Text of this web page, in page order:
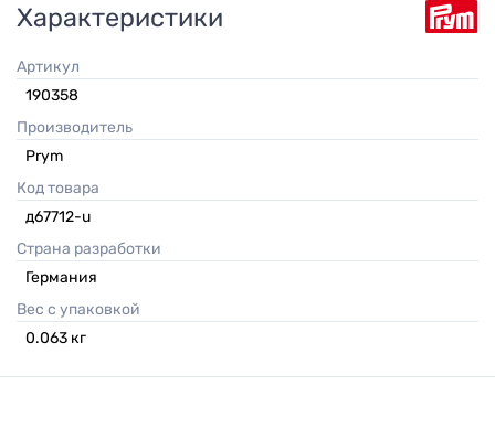
Характеристики
Артикул
190358
Производитель
Prym
Код товара
д67712-u
Страна разработки
Германия
Вес с упаковкой
0.063 кг